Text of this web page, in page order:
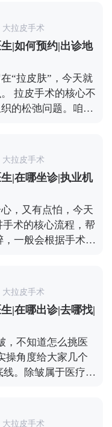
化，基本看不出
至于五官变形、表
护的问题，我临床
合对解剖结构的熟
后表情自然。 说到
看医生的技术和经
久的年轻化。 想知
，可以去官方媒体
，优先选非手术方
皮肤胶原再生，让
拉，即时改善轻微
不影响正常生活。
下垂、法令纹明
效果有限，就可以
术，能精准解决局
筋膜和肌肉，从根
大家，
适度运动，能延缓
一答案，关键是先
生指导下选适合自
复合提升术的问
、百家号、小红
拉皮手术
|如何预约|出诊地
“拉皮肤”，今天就
的松弛问题。咱们
纹、脸垮的根源。
升术来说，就是通
组织分离开，然后
位、收紧，再把多
能从根源上恢复面
眼角下垂、苹果肌
而且用线雕、射频
一下子年轻20岁，
而且效果比较持
，想做的话一定要
案。 想知道更多关
官方媒体平台（公
，详细了解。
拉皮手术
|在哪坐诊|执业机
，又有点怕，今天
术的核心流程，帮
一般会根据手术范
术中我通常会把切
不显眼的地方，尽
剥离与
沿着切口，小心翼
离开，然后把松弛
，从根源上解决松
术大概需要4-6小
拉皮手术
|在哪出诊|去哪找|
，不知道怎么挑医
操角度给大家几个
健委官网查医生的
在机构是否正规，
拉皮手术